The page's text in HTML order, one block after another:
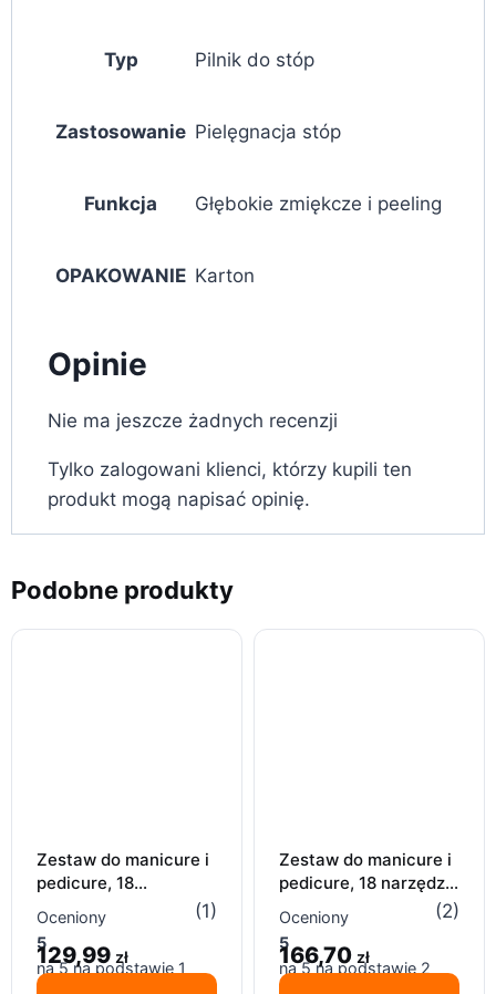
Typ Pilnik do stóp
Zastosowanie Pielęgnacja stóp
Funkcja Głębokie zmiękcze i peeling
OPAKOWANIE Karton
Opinie
Nie ma jeszcze żadnych recenzji
Tylko zalogowani klienci, którzy kupili ten
produkt mogą napisać opinię.
Podobne produkty
Zestaw do manicure i
pedicure, 18
elementów – różowe
etui
Oceniony
5
na 5 na podstawie 1
(1)
129,99 zł
Zestaw do manicure i
pedicure, 18 narzędzi
– stal nierdzewna, etui
Oceniony
5
na 5 na podstawie 2
(2)
166,70 zł